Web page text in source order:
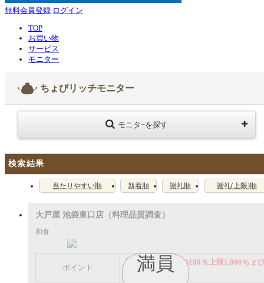
無料会員登録 ログイン
TOP
お買い物
サービス
モニター
ちょびリッチモニター
モニタ−を探す
検索結果
当たりやすい順 新着順 謝礼順 謝礼(上限)順
満員
大戸屋 池袋東口店（料理品質調査）
和食
ポイント
謝礼： 飲食代金の100％上限1,000ちょ
ポイント